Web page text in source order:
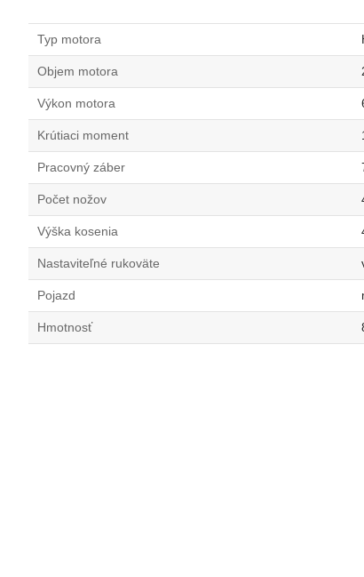
Typ motora
Objem motora
Výkon motora
Krútiaci moment
Pracovný záber
Počet nožov
Výška kosenia
Nastaviteľné rukoväte
Pojazd
Hmotnosť